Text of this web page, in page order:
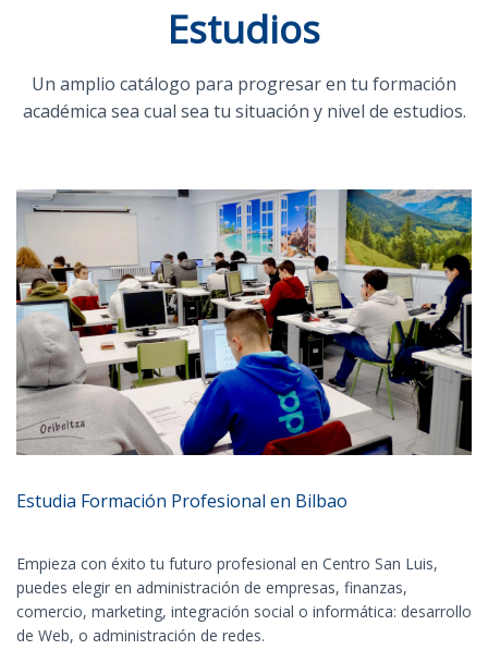
Estudios
Un amplio catálogo para progresar en tu formación
académica sea cual sea tu situación y nivel de estudios.
Estudia Formación Profesional en Bilbao
Empieza con éxito tu futuro profesional en Centro San Luis,
puedes elegir en administración de empresas, finanzas,
comercio, marketing, integración social o informática: desarrollo
de Web, o administración de redes.